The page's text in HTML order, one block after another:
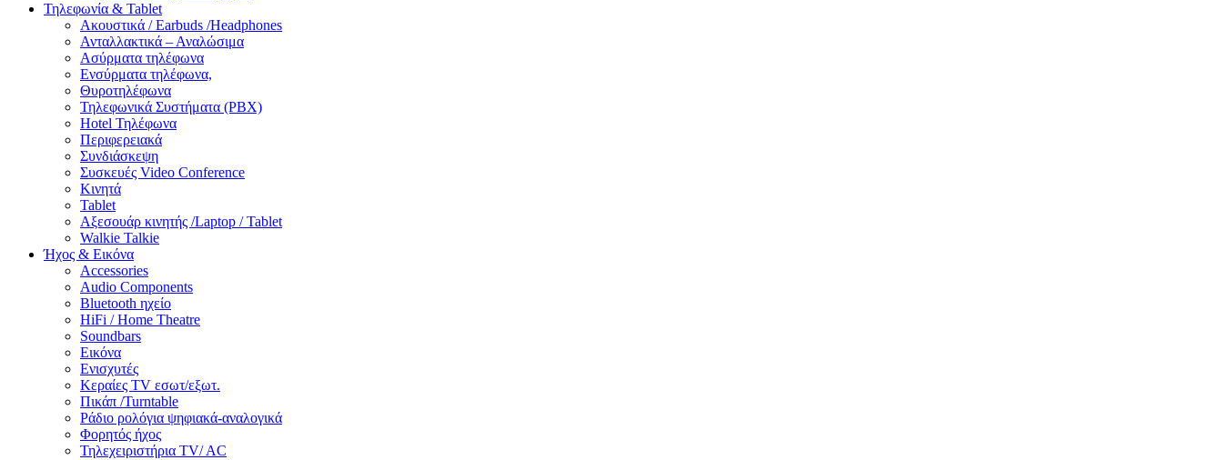
Τηλεφωνία & Tablet
Ακουστικά / Earbuds /Headphones
Ανταλλακτικά – Αναλώσιμα
Ασύρματα τηλέφωνα
Ενσύρματα τηλέφωνα,
Θυροτηλέφωνα
Τηλεφωνικά Συστήματα (PBX)
Hotel Τηλέφωνα
Περιφερειακά
Συνδιάσκεψη
Συσκευές Video Conference
Κινητά
Tablet
Αξεσουάρ κινητής /Laptop / Tablet
Walkie Talkie
Ήχος & Εικόνα
Accessories
Audio Components
Bluetooth ηχείο
HiFi / Home Theatre
Soundbars
Εικόνα
Ενισχυτές
Κεραίες TV εσωτ/εξωτ.
Πικάπ /Turntable
Ράδιο ρολόγια ψηφιακά-αναλογικά
Φορητός ήχος
Τηλεχειριστήρια TV/ AC